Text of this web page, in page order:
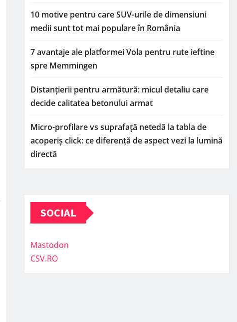
10 motive pentru care SUV-urile de dimensiuni
medii sunt tot mai populare în România
7 avantaje ale platformei Vola pentru rute ieftine
spre Memmingen
Distanțierii pentru armătură: micul detaliu care
decide calitatea betonului armat
Micro-profilare vs suprafață netedă la tabla de
acoperiș click: ce diferență de aspect vezi la lumină
directă
SOCIAL
Mastodon
CSV.RO